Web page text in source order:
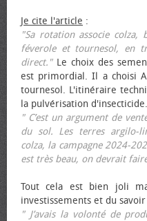
Je cite l'article :
"Sa rotation associe colza,
féverole et tournesol, en
direct."Le choix des
est primordial. Il a choisi
tournesol. L'itinéraire
la pulvérisation d'insecticide.
" C’est un argument de
du sol. Les terres argilo-
colza, la campagne 2024-
est très beau, on devrait
Tout cela est bien joli
investissements et du
" J’avais la volonté de